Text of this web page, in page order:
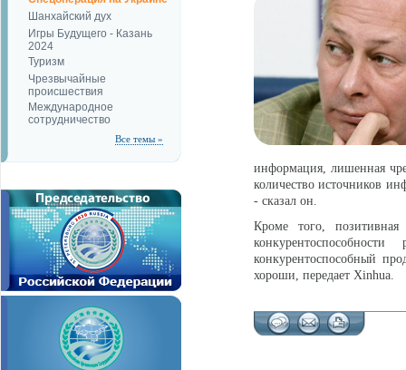
Шанхайский дух
Игры Будущего - Казань
2024
Туризм
Чрезвычайные
происшествия
Международное
сотрудничество
Все темы »
информация, лишенная
количество источников
- сказал он.
Кроме того, позитивная
конкурентоспособный
хороши, передает Xinhua.